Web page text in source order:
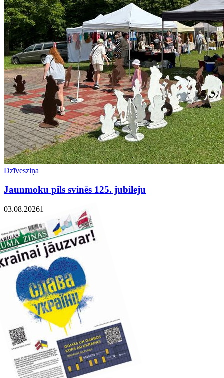
Dzīvesziņa
Jaunmoku pils svinēs 125. jubileju
03.08.20261